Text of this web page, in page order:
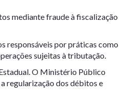
mediante fraude à fiscalização
responsáveis por práticas como
sujeitas à tributação.
O Ministério Público
regularização dos débitos e